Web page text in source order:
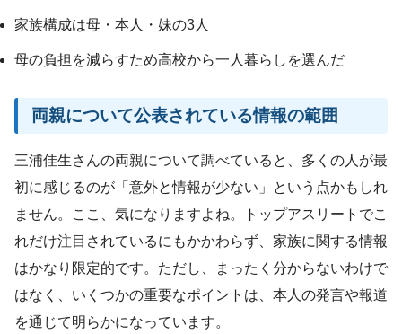
家族構成は母・本人・妹の3人
母の負担を減らすため高校から一人暮らしを選んだ
両親について公表されている情報の範囲
三浦佳生さんの両親について調べていると、多くの人が最
初に感じるのが「意外と情報が少ない」という点かもしれ
ません。ここ、気になりますよね。トップアスリートでこ
れだけ注目されているにもかかわらず、家族に関する情報
はかなり限定的です。ただし、まったく分からないわけで
はなく、いくつかの重要なポイントは、本人の発言や報道
を通じて明らかになっています。